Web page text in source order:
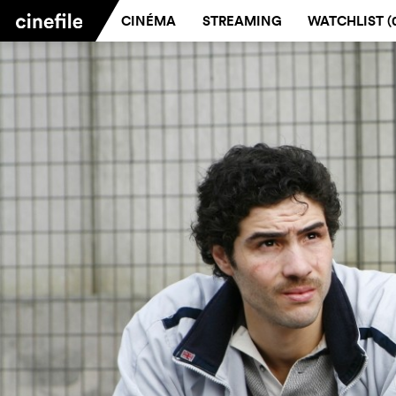
CINÉMA STREAMING WATCHLIST (